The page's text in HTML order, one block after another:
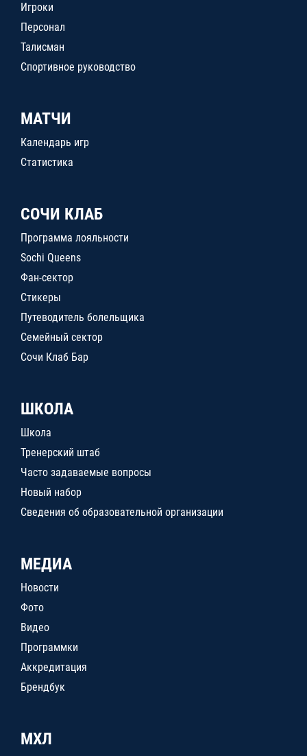
Игроки
Персонал
Талисман
Спортивное руководство
МАТЧИ
Календарь игр
Статистика
СОЧИ КЛАБ
Программа лояльности
Sochi Queens
Фан-сектор
Стикеры
Путеводитель болельщика
Семейный сектор
Сочи Клаб Бар
ШКОЛА
Школа
Тренерский штаб
Часто задаваемые вопросы
Новый набор
Сведения об образовательной организации
МЕДИА
Новости
Фото
Видео
Программки
Аккредитация
Брендбук
МХЛ